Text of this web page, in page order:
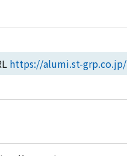
https://alumi.st-grp.co.jp/